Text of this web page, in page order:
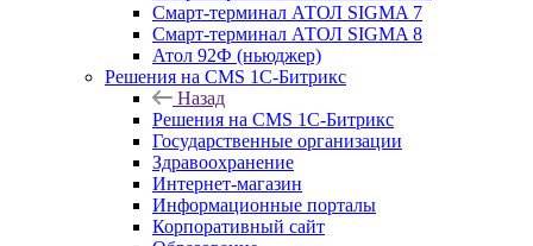
Смарт-терминал АТОЛ SIGMA 7
Смарт-терминал АТОЛ SIGMA 8
Атол 92Ф (ньюджер)
Решения на CMS 1С-Битрикс
Назад
Решения на CMS 1С-Битрикс
Государственные организации
Здравоохранение
Интернет-магазин
Информационные порталы
Корпоративный сайт